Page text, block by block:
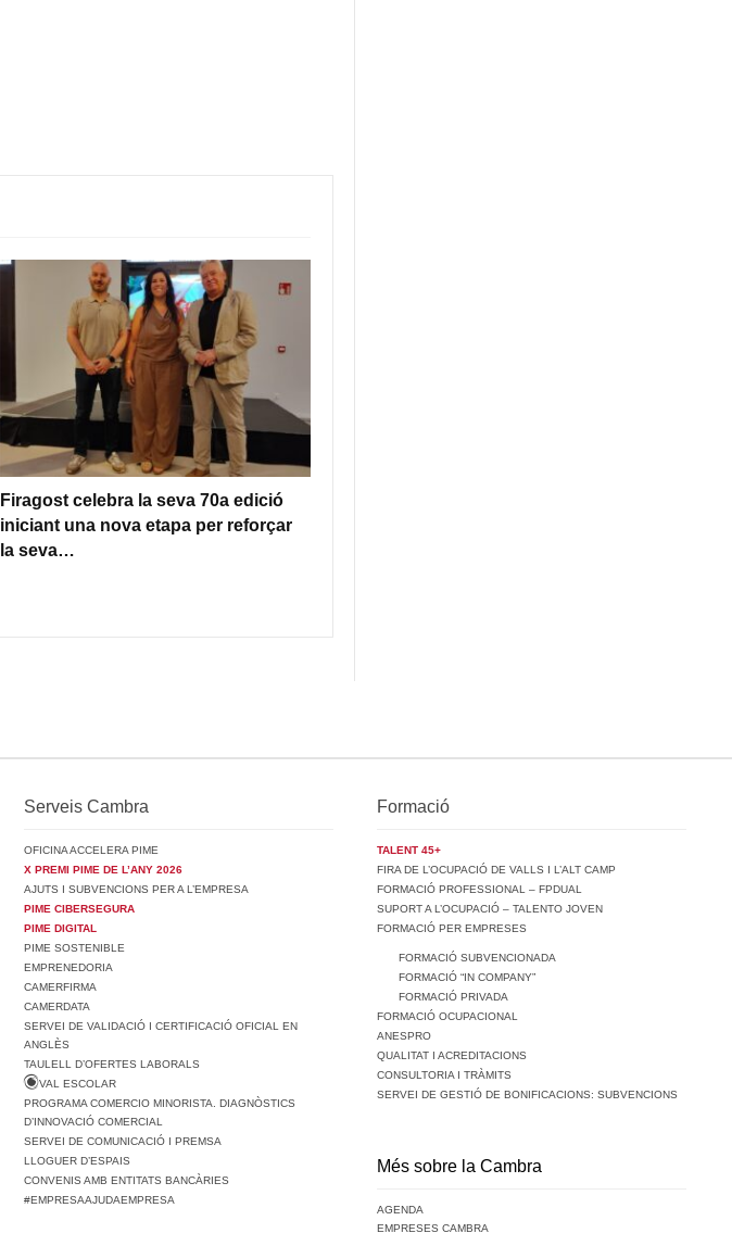
Firagost celebra la seva 70a edició
iniciant una nova etapa per reforçar
la seva…
Serveis Cambra
OFICINA ACCELERA PIME
X PREMI PIME DE L’ANY 2026
AJUTS I SUBVENCIONS PER A L’EMPRESA
PIME CIBERSEGURA
PIME DIGITAL
PIME SOSTENIBLE
EMPRENEDORIA
CAMERFIRMA
CAMERDATA
SERVEI DE VALIDACIÓ I CERTIFICACIÓ OFICIAL EN
ANGLÈS
TAULELL D’OFERTES LABORALS
VAL ESCOLAR
PROGRAMA COMERCIO MINORISTA. DIAGNÒSTICS
D’INNOVACIÓ COMERCIAL
SERVEI DE COMUNICACIÓ I PREMSA
LLOGUER D’ESPAIS
CONVENIS AMB ENTITATS BANCÀRIES
#EMPRESAAJUDAEMPRESA
Formació
TALENT 45+
FIRA DE L’OCUPACIÓ DE VALLS I L’ALT CAMP
FORMACIÓ PROFESSIONAL – FPDUAL
SUPORT A L’OCUPACIÓ – TALENTO JOVEN
FORMACIÓ PER EMPRESES
FORMACIÓ SUBVENCIONADA
FORMACIÓ “IN COMPANY”
FORMACIÓ PRIVADA
FORMACIÓ OCUPACIONAL
ANESPRO
QUALITAT I ACREDITACIONS
CONSULTORIA I TRÀMITS
SERVEI DE GESTIÓ DE BONIFICACIONS: SUBVENCIONS
Més sobre la Cambra
AGENDA
EMPRESES CAMBRA